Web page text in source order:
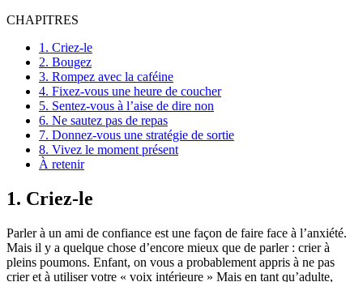
CHAPITRES
1. Criez-le
2. Bougez
3. Rompez avec la caféine
4. Fixez-vous une heure de coucher
5. Sentez-vous à l’aise de dire non
6. Ne sautez pas de repas
7. Donnez-vous une stratégie de sortie
8. Vivez le moment présent
À retenir
1. Criez-le
Parler à un ami de confiance est une façon de faire face à l’anxiété.
Mais il y a quelque chose d’encore mieux que de parler : crier à
pleins poumons. Enfant, on vous a probablement appris à ne pas
crier et à utiliser votre « voix intérieure » Mais en tant qu’adulte,